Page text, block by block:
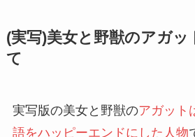
(実写)美女と野獣のアガッ
て
実写版の美女と野獣のアガット
語をハッピーエンドにした人物